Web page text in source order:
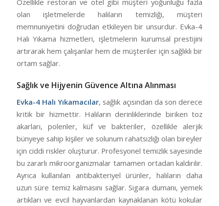
olan işletmelerde halıların temizliği, müşteri
memnuniyetini doğrudan etkileyen bir unsurdur. Evka-4
Halı Yıkama hizmetleri, işletmelerin kurumsal prestijini
artırarak hem çalışanlar hem de müşteriler için sağlıklı bir
ortam sağlar.
Sağlık ve Hijyenin Güvence Altına Alınması
Evka-4 Halı Yıkamacılar, sağlık açısından da son derece
kritik bir hizmettir. Halıların derinliklerinde biriken toz
akarları, polenler, küf ve bakteriler, özellikle alerjik
bünyeye sahip kişiler ve solunum rahatsızlığı olan bireyler
için ciddi riskler oluşturur. Profesyonel temizlik sayesinde
bu zararlı mikroorganizmalar tamamen ortadan kaldırılır.
Ayrıca kullanılan antibakteriyel ürünler, halıların daha
uzun süre temiz kalmasını sağlar. Sigara dumanı, yemek
artıkları ve evcil hayvanlardan kaynaklanan kötü kokular